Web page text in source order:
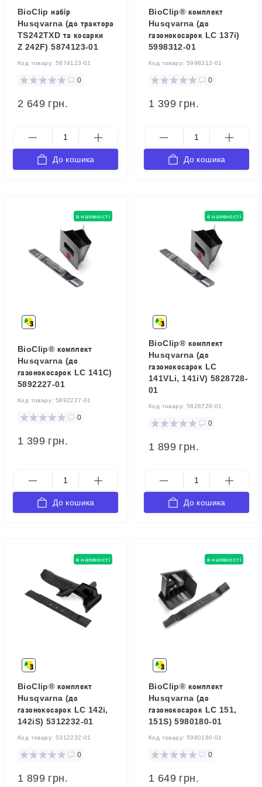
BioClip набір
Husqvarna (до трактора
TS242TXD та косарки
Z 242F) 5874123-01
Код товару: 5874123-01
0
2 649 грн.
До кошика
BioClip® комплект
Husqvarna (до
газонокосарок LC 137i)
5998312-01
Код товару: 5998312-01
0
1 399 грн.
До кошика
в наявності
BioClip® комплект
Husqvarna (до
газонокосарок LC 141C)
5892227-01
Код товару: 5892227-01
0
1 399 грн.
До кошика
в наявності
BioClip® комплект
Husqvarna (до
газонокосарок LC
141VLi, 141iV) 5828728-
01
Код товару: 5828728-01
0
1 899 грн.
До кошика
в наявності
BioClip® комплект
Husqvarna (до
газонокосарок LC 142i,
142iS) 5312232-01
Код товару: 5312232-01
0
1 899 грн.
в наявності
BioClip® комплект
Husqvarna (до
газонокосарок LC 151,
151S) 5980180-01
Код товару: 5980180-01
0
1 649 грн.